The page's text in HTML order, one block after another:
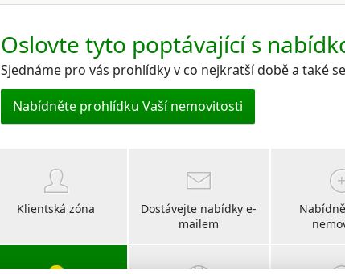
Oslovte tyto poptávající s
Sjednáme pro vás prohlídky v co nejkratší době a také
Nabídněte prohlídku Vaší nemovitosti
Klientská zóna
Dostávejte nabídky e-
mailem